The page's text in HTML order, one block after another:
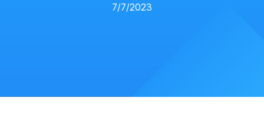
7/7/2023